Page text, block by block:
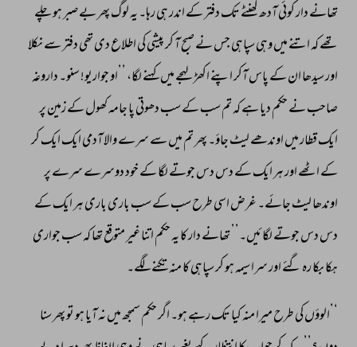
تھانے دار کوئی آدھ گھنٹے تک دفتر کے اندر ہی رہا۔ یہ لوگ پھر بے صبر ہو چلے
تھے کہ اتنے میں وہی سپاہی جس نے صبح آ کر پیشی کی اطلاع دی تھی دفتر سے نکلا
اور سیدھا ان کے پاس آکر اپنے اکھڑ لہجے میں کہنے لگا، ’’او جواریو! سنو۔ داروغہ
صاحب نے حکم دیا ہے کہ تم سب کے سب دھوتی پا جامہ کھول کے زمین پر
ایک قطار میں اوندھے لیٹ جاؤ۔ پھر تم میں سے سرے والا آدمی ایک ایک کر
کے اٹھے اور ہر ایک کے دس دس جوتے لگا کے خود دوسرے سرے پر
اوندھا لیٹ جائے۔ غرض اسی طرح سب کے سب باری باری ہر ایک کے
دس دس جوتے لگائیں۔’’ تھانے دار کا یہ حکم اتنا غیر متوقع تھا کہ سب جواری
ہکا بکا رہ گئے اور سراسیمہ ہو کر سپاہی کا منہ تکنے لگے۔
‘’الوؤں کی طرح میرا منہ کیا تک رہے ہو۔ اگر حکم سمجھ میں نہ آیا ہو تو پھر سنا